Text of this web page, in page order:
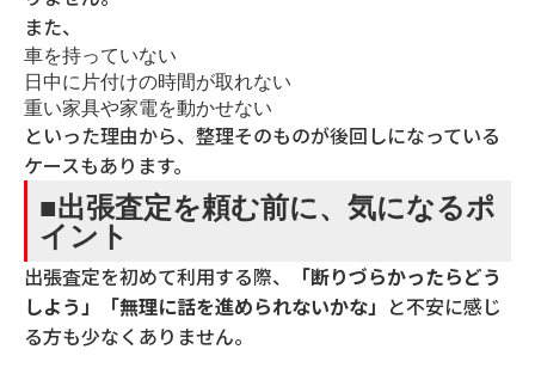
また、
車を持っていない
日中に片付けの時間が取れない
重い家具や家電を動かせない
といった理由から、整理そのものが後回しになっている
ケースもあります。
■出張査定を頼む前に、気になるポ
イント
出張査定を初めて利用する際、
「断りづらかったらどう
しよう」「無理に話を進められないかな」 と不安に感じ
る方も少なくありません。